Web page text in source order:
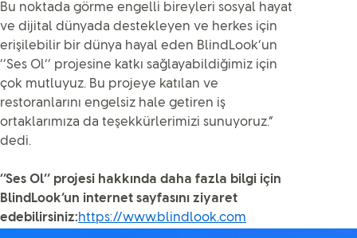
Bu noktada görme engelli bireyleri sosyal hayat
ve dijital dünyada destekleyen ve herkes için
erişilebilir bir dünya hayal eden BlindLook’un
‘‘Ses Ol’’ projesine katkı sağlayabildiğimiz için
çok mutluyuz. Bu projeye katılan ve
restoranlarını engelsiz hale getiren iş
ortaklarımıza da teşekkürlerimizi sunuyoruz.”
dedi.
‘‘Ses Ol’’ projesi hakkında daha fazla bilgi için
BlindLook’un internet sayfasını ziyaret
edebilirsiniz:https://www.blindlook.com